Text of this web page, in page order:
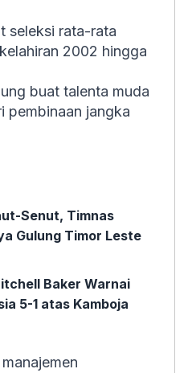
seleksi rata-rata
2002 hingga
buat talenta muda
pembinaan jangka
Senut, Timnas
Gulung Timor Leste
Baker Warnai
5-1 atas Kamboja